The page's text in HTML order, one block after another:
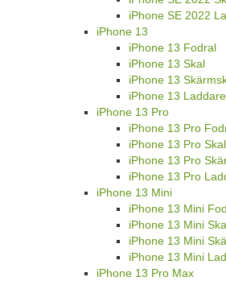
iPhone SE 2022
iPhone 13
iPhone 13 Fodral
iPhone 13 Skal
iPhone 13
iPhone 13
iPhone 13 Pro
iPhone 13 Pro
iPhone 13 Pro Skal
iPhone 13 Pro
iPhone 13 Pro
iPhone 13 Mini
iPhone 13 Mini
iPhone 13 Mini
iPhone 13 Mini
iPhone 13 Mini
iPhone 13 Pro Max